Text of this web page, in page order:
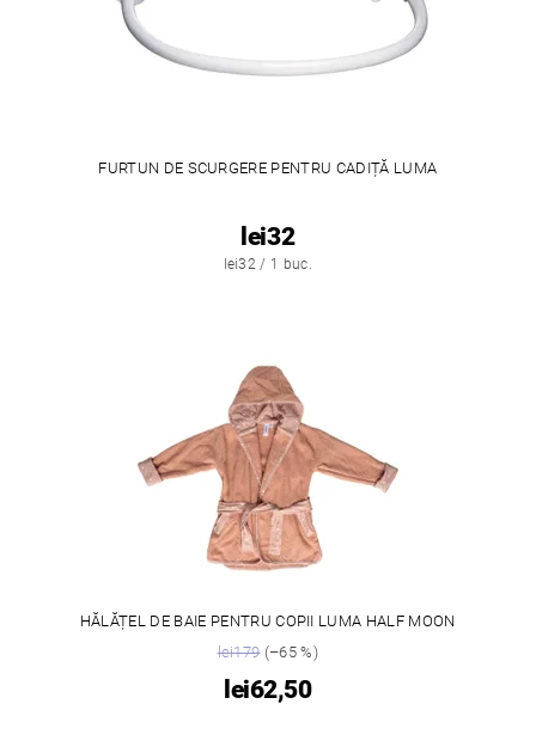
FURTUN DE SCURGERE PENTRU CADIȚĂ LUMA
lei32
lei32 / 1 buc.
HĂLĂȚEL DE BAIE PENTRU COPII LUMA HALF MOON
lei179(–65 %)
lei62,50